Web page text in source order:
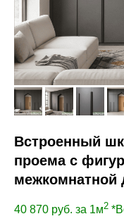
Встроенный
проема с
межкомнатной
40 870 руб. за 1м2